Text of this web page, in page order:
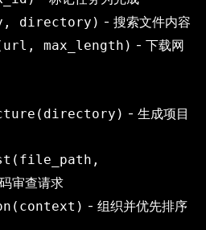
directory) - 搜索文件内容
max_length) - 下载网
- 生成项目
审查请求
- 组织并优先排序